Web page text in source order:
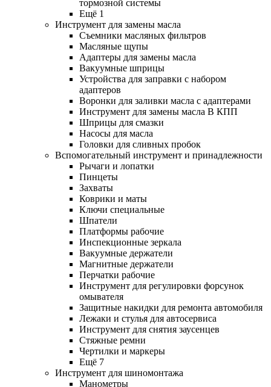
тормозной системы
Ещё 1
Инструмент для замены масла
Съемники масляных фильтров
Масляные щупы
Адаптеры для замены масла
Вакуумные шприцы
Устройства для заправки с набором
адаптеров
Воронки для заливки масла с адаптерами
Инструмент для замены масла В КПП
Шприцы для смазки
Насосы для масла
Головки для сливных пробок
Вспомогательный инструмент и принадлежности
Рычаги и лопатки
Пинцеты
Захваты
Коврики и маты
Ключи специальные
Шпатели
Платформы рабочие
Инспекционные зеркала
Вакуумные держатели
Магнитные держатели
Перчатки рабочие
Инструмент для регулировки форсунок
омывателя
Защитные накидки для ремонта автомобиля
Лежаки и стулья для автосервиса
Инструмент для снятия заусенцев
Стяжные ремни
Чертилки и маркеры
Ещё 7
Инструмент для шиномонтажа
Манометры